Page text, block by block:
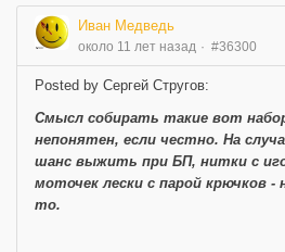
Иван Медведь
около 11 лет назад #36300
Posted by Сергей Стругов:
Смысл собирать такие вот
непонятен, если честно. На
шанс выжить при БП, нитки с
моточек лески с парой крючков -
то.